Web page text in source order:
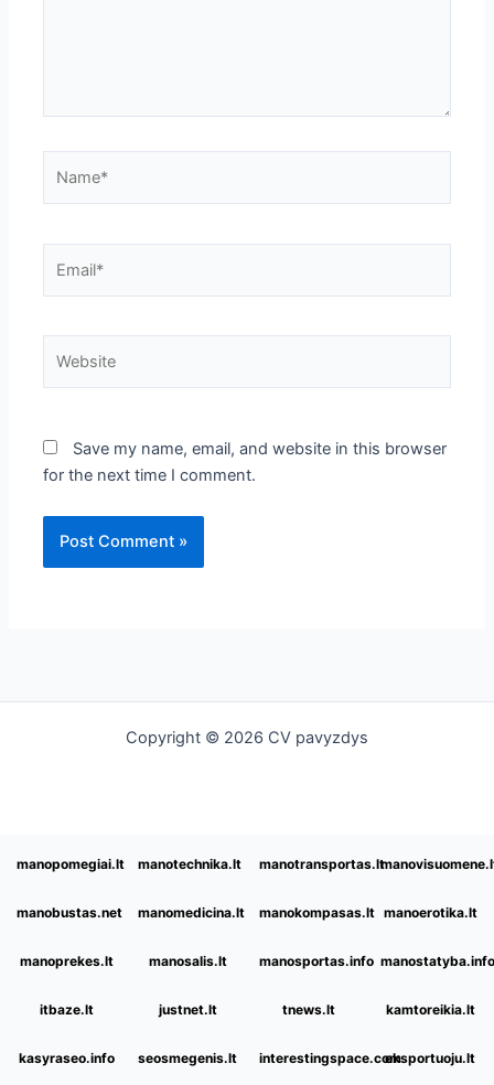
Save my name, email, and website in this browser
for the next time I comment.
Copyright © 2026 CV pavyzdys
manopomegiai.lt manotechnika.lt manotransportas.lt
manobustas.net manomedicina.lt manokompasas.lt manoerotika.lt
manoprekes.lt manosalis.lt manosportas.info manostatyba.info
itbaze.lt justnet.lt tnews.lt kamtoreikia.lt
kasyraseo.info seosmegenis.lt interestingspace.comeksportuoju.lt